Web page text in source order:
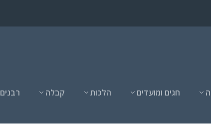
חגים ומועדים הלכות קבלה רבנים